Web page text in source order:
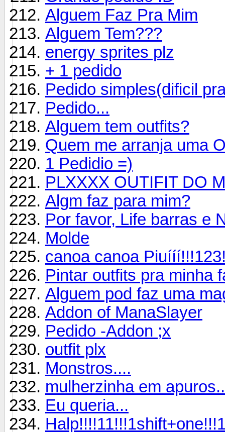
Alguem Faz Pra Mim
Alguem Tem???
energy sprites plz
+ 1 pedido
Pedido simples(dificil
Pedido...
Alguem tem outfits?
Quem me arranja uma
1 Pedidio =)
PLXXXX OUTIFIT DO
Algm faz para mim?
Por favor, Life barras e
Molde
canoa canoa
Pintar outfits pra minha
Alguem pod faz uma
Addon of ManaSlayer
Pedido -Addon ;x
outfit plx
Monstros....
mulherzinha em
Eu queria...